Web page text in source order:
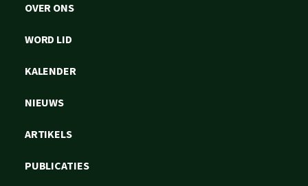
OVER ONS
WORD LID
KALENDER
NIEUWS
ARTIKELS
PUBLICATIES